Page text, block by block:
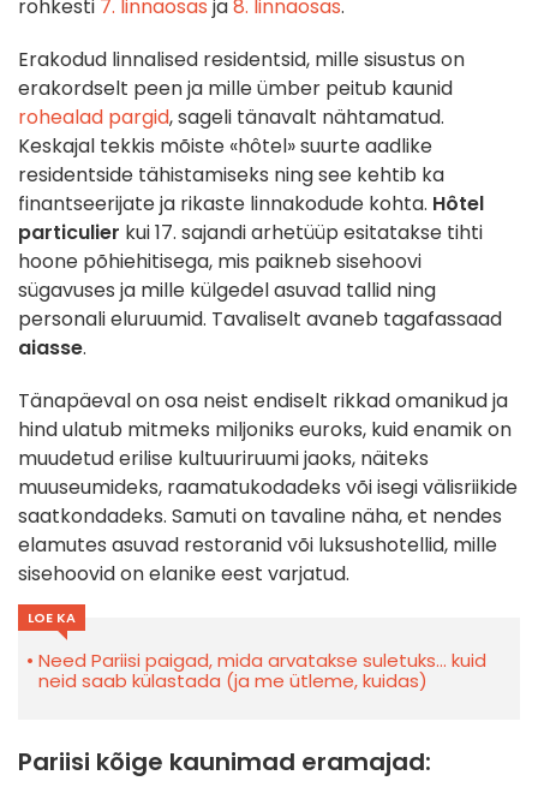
rohkesti 7. linnaosas ja8. linnaosas.
Erakodud linnalised residentsid, mille sisustus on
erakordselt peen ja mille ümber peitub kaunid
rohealad pargid, sageli tänavalt nähtamatud.
Keskajal tekkis mõiste «hôtel» suurte aadlike
residentside tähistamiseks ning see kehtib ka
finantseerijate ja rikaste linnakodude kohta. Hôtel
particulier kui 17. sajandi arhetüüp esitatakse tihti
hoone põhiehitisega, mis paikneb sisehoovi
sügavuses ja mille külgedel asuvad tallid ning
personali eluruumid. Tavaliselt avaneb tagafassaad
aiasse.
Tänapäeval on osa neist endiselt rikkad omanikud ja
hind ulatub mitmeks miljoniks euroks, kuid enamik on
muudetud erilise kultuuriruumi jaoks, näiteks
muuseumideks, raamatukodadeks või isegi välisriikide
saatkondadeks. Samuti on tavaline näha, et nendes
elamutes asuvad restoranid või luksushotellid, mille
sisehoovid on elanike eest varjatud.
LOE KA
Need Pariisi paigad, mida arvatakse suletuks… kuid
neid saab külastada (ja me ütleme, kuidas)
Pariisi kõige kaunimad eramajad: